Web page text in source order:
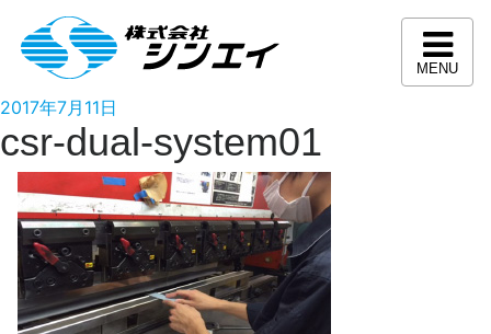
ツ
へ
MENU
投
稿
日:
2017年7月11日
csr-dual-system01